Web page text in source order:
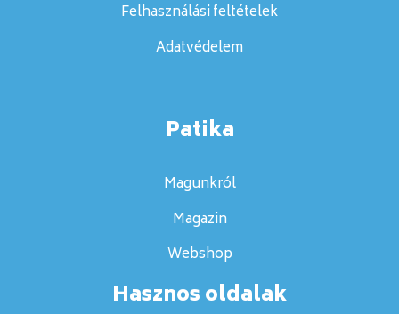
Felhasználási feltételek
Adatvédelem
Patika
Magunkról
Magazin
Webshop
Hasznos oldalak